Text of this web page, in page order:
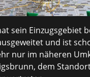
sein Einzugsgebiet
und ist
nur im näheren
dem